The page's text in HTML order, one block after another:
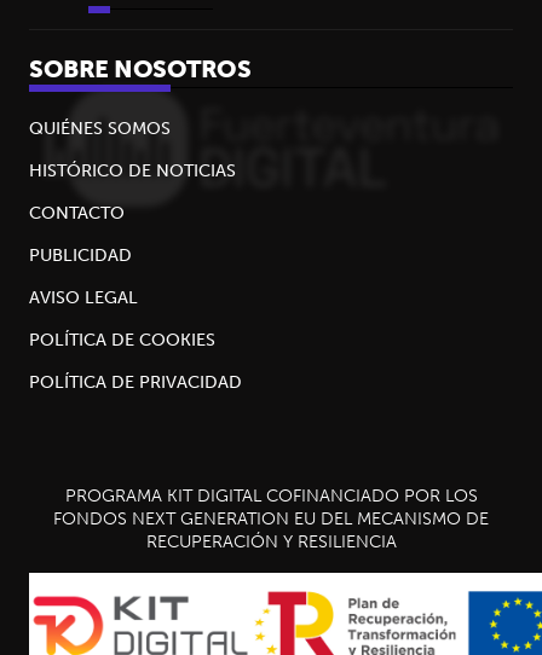
SOBRE NOSOTROS
QUIÉNES SOMOS
HISTÓRICO DE NOTICIAS
CONTACTO
PUBLICIDAD
AVISO LEGAL
POLÍTICA DE COOKIES
POLÍTICA DE PRIVACIDAD
PROGRAMA KIT DIGITAL COFINANCIADO POR LOS
FONDOS NEXT GENERATION EU DEL MECANISMO DE
RECUPERACIÓN Y RESILIENCIA